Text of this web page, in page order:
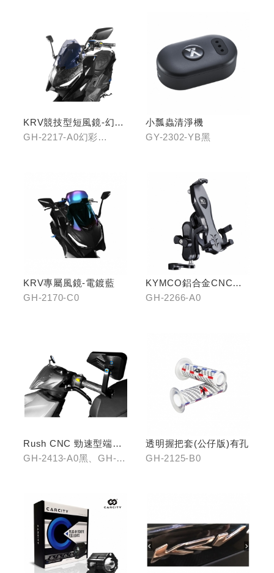
KRV競技型短風鏡-幻彩
藍/燻黑
GH-2217-A0幻彩
小瓢蟲清淨機
GY-2302-YB黑
KRV專屬風鏡-電鍍藍
GH-2170-C0
KYMCO鋁合金CNC減
震手機架
GH-2266-A0
Rush CNC 勁速型端子
藍鏡(黑/銀/鈦)
GH-2413-A0黑、GH-
透明握把套(公仔版)有孔
GH-2125-B0